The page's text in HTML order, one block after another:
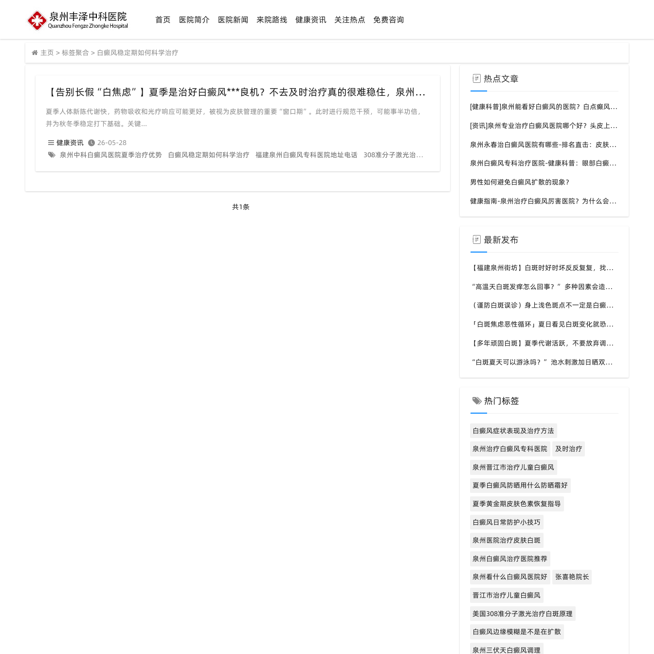
首页 医院简介 医院新闻 来院路线 健康资讯 关注热点 免费咨询
主页 > 标签聚合 > 白癜风稳定期如何科学治疗
【告别长假“白焦虑”】夏季是治好白癜风***良机？不去及时治疗真的很难稳住，泉州中科专家助力轻松稳复色！
夏季人体新陈代谢快，药物吸收和光疗响应可能更好，被视为皮肤管理的重要“窗口期”。此时进行规范干预，可能事半功倍，
并为秋冬季稳定打下基础。关键...
健康资讯
26-05-28
泉州中科白癜风医院夏季治疗优势
白癜风稳定期如何科学治疗 福建泉州白癜风专科医院地址电话 308准分子激光治疗白癜风效果
共1条
热点文章
[健康科普]泉州能看好白癜风的医院？白点癫风需要注意什么饮食？
[资讯]泉州专业治疗白癜风医院哪个好？头皮上有一块白色厚厚的头皮？
泉州永春治白癜风医院有哪些-排名直击：皮肤白斑是什么原因导致的？
泉州白癜风专科治疗医院-健康科普：眼部白癜风症状？
男性如何避免白癜风扩散的现象？
健康指南-泉州治疗白癜风厉害医院？为什么会长白斑的原因？
最新发布
【福建泉州街坊】白斑时好时坏反反复复，找不准诱因，泉州中科白癜风医院帮梳理夏季白斑波动各类诱因
“高温天白斑发痒怎么回事？” 多种因素会造成白斑处瘙痒，泉州中科白癜风医院讲解白斑发痒的处理方式
（谨防白斑误诊）身上浅色斑点不一定是白癜风，盲目用药危害皮肤，泉州中科白癜风医院建议先明确白斑类型
「白斑焦虑恶性循环」夏日看见白斑变化就恐慌，负面情绪反加重病情，泉州中科白癜风医院呼吁放平心态应对
【多年顽固白斑】夏季代谢活跃，不要放弃调理机会，泉州中科白癜风医院建议结合自身情况定制改善思路
“白斑夏天可以游泳吗？” 池水刺激加日晒双重考验，泉州中科白癜风医院告知白癜风人群游泳防护要点
热门标签
白癜风症状表现及治疗方法
泉州治疗白癜风专科医院
及时治疗
泉州晋江市治疗儿童白癜风
夏季白癜风防晒用什么防晒霜好
夏季黄金期皮肤色素恢复指导
白癜风日常防护小技巧
泉州医院治疗皮肤白斑
泉州白癜风治疗医院推荐
泉州看什么白癜风医院好
张喜艳院长
晋江市治疗儿童白癜风
美国308准分子激光治疗白斑原理
白癜风边缘模糊是不是在扩散
泉州三伏天白癜风调理